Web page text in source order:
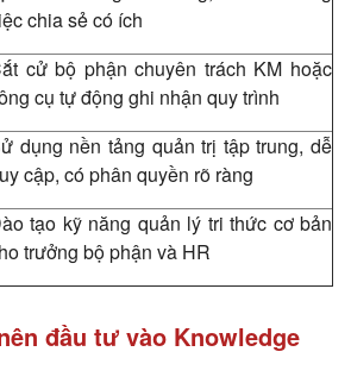
chia sẻ có ích
cử bộ phận chuyên trách KM hoặc
cụ tự động ghi nhận quy trình
dụng nền tảng quản trị tập trung, dễ
cập, có phân quyền rõ ràng
tạo kỹ năng quản lý tri thức cơ bản
trưởng bộ phận và HR
đầu tư vào Knowledge